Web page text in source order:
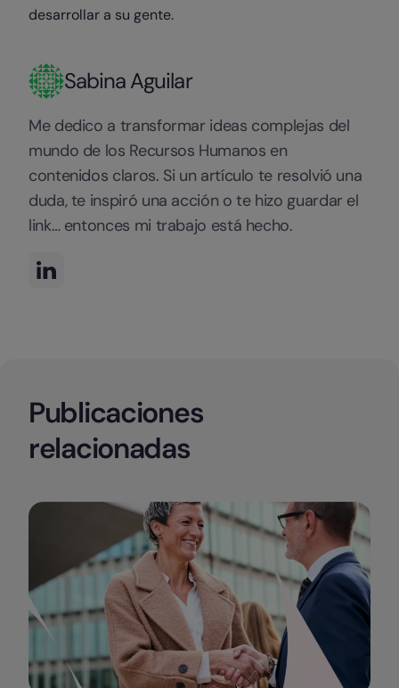
desarrollar a su gente.
Sabina Aguilar
Me dedico a transformar ideas complejas del
mundo de los Recursos Humanos en
contenidos claros. Si un artículo te resolvió una
duda, te inspiró una acción o te hizo guardar el
link… entonces mi trabajo está hecho.
Publicaciones
relacionadas